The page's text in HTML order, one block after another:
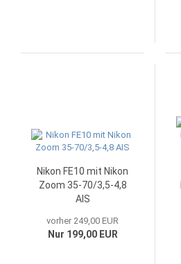
Nikon FE10 mit Nikon
Zoom 35-70/3,5-4,8
AIS
vorher 249,00 EUR
Nur 199,00 EUR